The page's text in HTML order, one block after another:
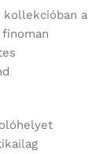
kollekcióban a